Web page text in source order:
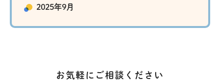
2025年9月
お気軽にご相談ください